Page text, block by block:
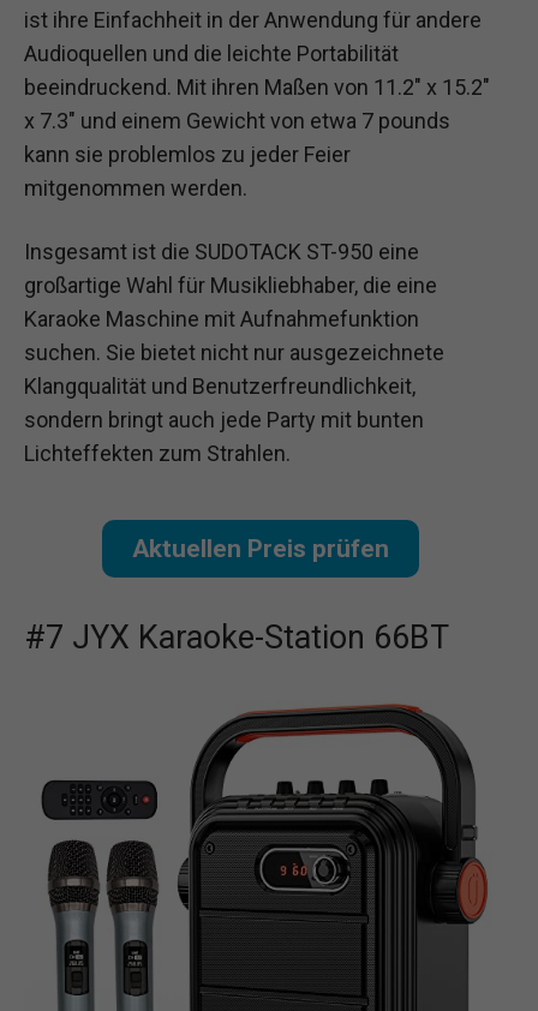
ist ihre Einfachheit in der Anwendung für andere
Audioquellen und die leichte Portabilität
beeindruckend. Mit ihren Maßen von 11.2″ x 15.2″
x 7.3″ und einem Gewicht von etwa 7 pounds
kann sie problemlos zu jeder Feier
mitgenommen werden.
Insgesamt ist die SUDOTACK ST-950 eine
großartige Wahl für Musikliebhaber, die eine
Karaoke Maschine mit Aufnahmefunktion
suchen. Sie bietet nicht nur ausgezeichnete
Klangqualität und Benutzerfreundlichkeit,
sondern bringt auch jede Party mit bunten
Lichteffekten zum Strahlen.
Aktuellen Preis prüfen
#7 JYX Karaoke-Station 66BT